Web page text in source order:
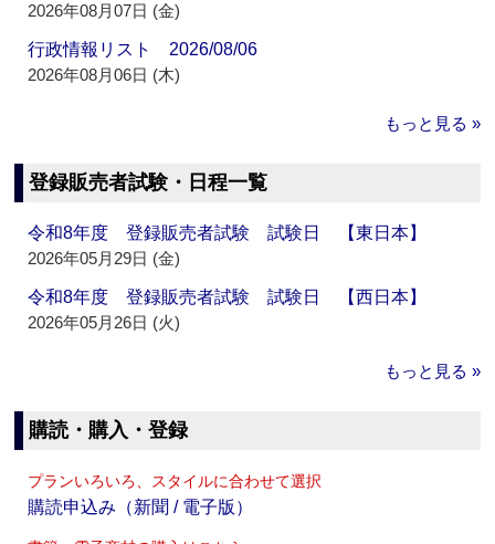
2026年08月07日 (金)
行政情報リスト 2026/08/06
2026年08月06日 (木)
もっと見る »
登録販売者試験・日程一覧
令和8年度 登録販売者試験 試験日 【東日本】
2026年05月29日 (金)
令和8年度 登録販売者試験 試験日 【西日本】
2026年05月26日 (火)
もっと見る »
購読・購入・登録
プランいろいろ、スタイルに合わせて選択
購読申込み（新聞 / 電子版）